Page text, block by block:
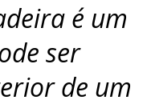
é um
ser
de um